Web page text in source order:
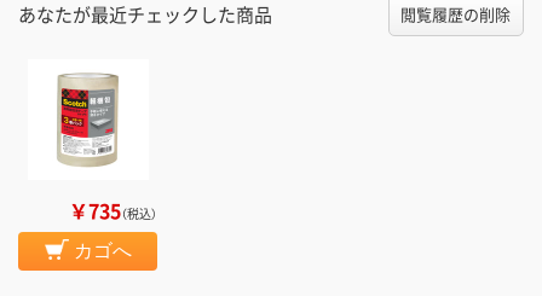
あなたが最近チェックした商品 閲覧履歴の削除
￥735（税込）
カゴへ